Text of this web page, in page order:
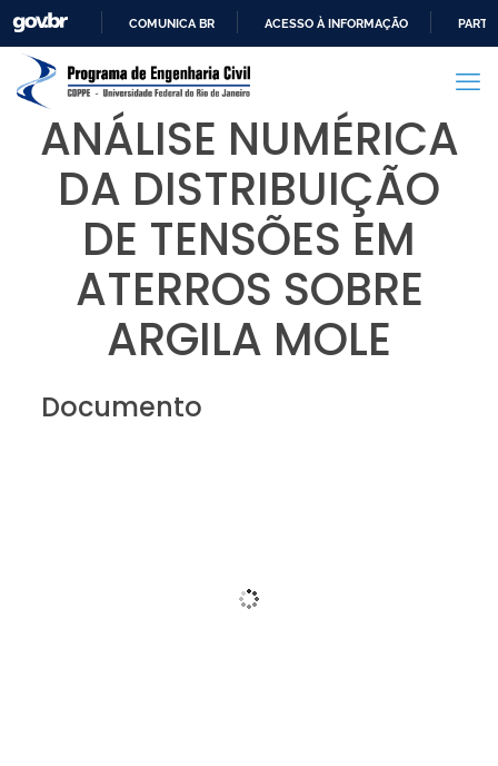
PARA
CONTEÚDO
COMUNICA BR ACESSO À INFORMAÇÃO
ANÁLISE NUMÉRICA
DA DISTRIBUIÇÃO
DE TENSÕES EM
ATERROS SOBRE
ARGILA MOLE
Documento